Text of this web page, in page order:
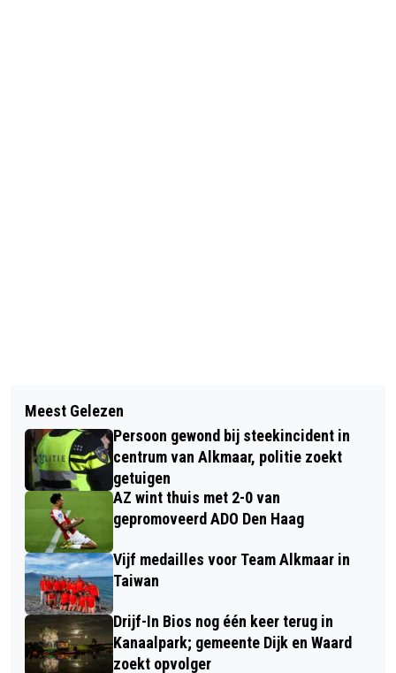
EEN WEEKEND LANG HIPHOP OP
DAKTERRAS PODIUM VICTORIE
ALKMAARSE BASISSCHOLIEREN
HEBBEN KEUZE UIT HONDERDEN
SPORTIEVE PROEFLESSEN VIA
ALKMAARACTIEF.NL
Meest Gelezen
Persoon gewond bij steekincident in
centrum van Alkmaar, politie zoekt
getuigen
AZ wint thuis met 2-0 van
gepromoveerd ADO Den Haag
Vijf medailles voor Team Alkmaar in
Taiwan
Drijf-In Bios nog één keer terug in
Kanaalpark; gemeente Dijk en Waard
zoekt opvolger